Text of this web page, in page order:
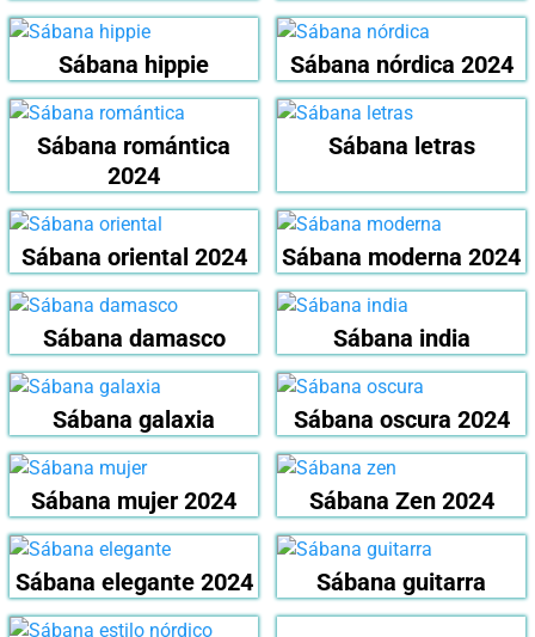
Sábana hippie Sábana nórdica 2024
Sábana romántica
2024
Sábana letras
Sábana oriental 2024 Sábana moderna 2024
Sábana damasco Sábana india
Sábana galaxia Sábana oscura 2024
Sábana mujer 2024 Sábana Zen 2024
Sábana elegante 2024 Sábana guitarra